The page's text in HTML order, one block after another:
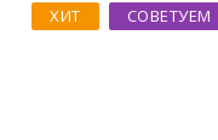
ХИТ СОВЕТУЕМ